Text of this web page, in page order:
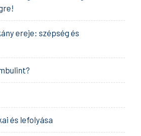
ereje: szépség és
és lefolyása